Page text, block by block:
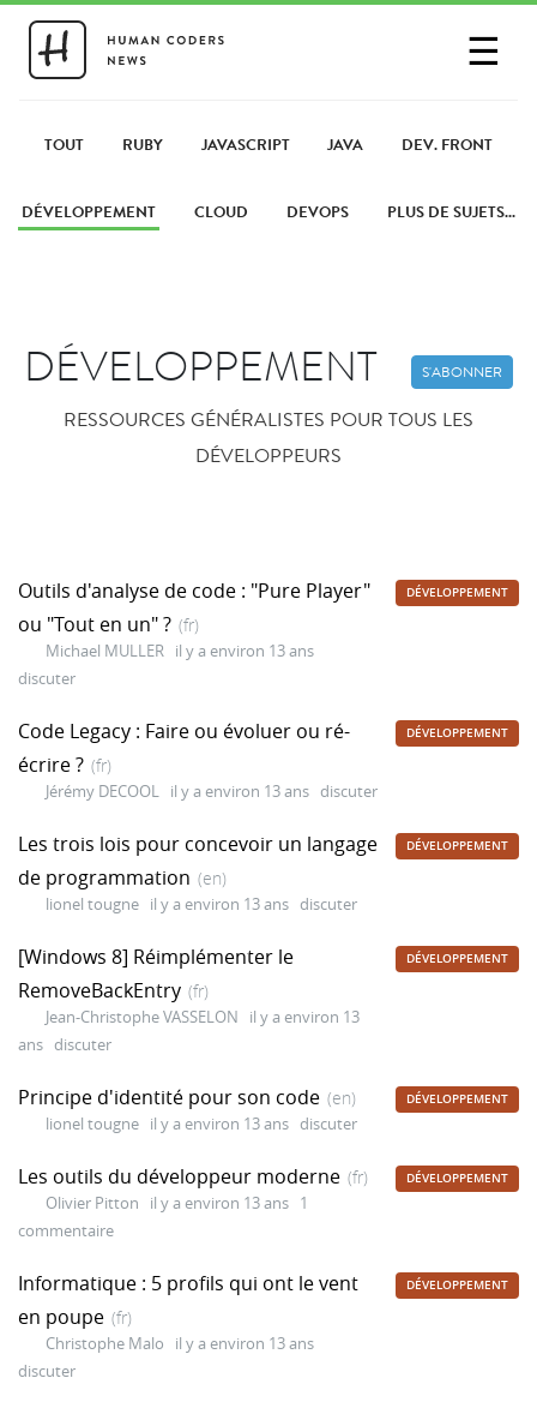
☰
PARTAGER UN LIEN
TOUT RUBY JAVASCRIPT JAVA DEV. FRONT
DÉVELOPPEMENT CLOUD DEVOPS PLUS DE SUJETS...
DÉVELOPPEMENT S'ABONNER
RESSOURCES GÉNÉRALISTES POUR TOUS LES
DÉVELOPPEURS
Outils d'analyse de code : "Pure Player"
ou "Tout en un" ? (fr)
Michael MULLER il y a environ 13 ans
discuter
DÉVELOPPEMENT
Code Legacy : Faire ou évoluer ou ré-
écrire ? (fr)
Jérémy DECOOL il y a environ 13 ans discuter
DÉVELOPPEMENT
Les trois lois pour concevoir un langage
de programmation (en)
lionel tougne il y a environ 13 ans discuter
DÉVELOPPEMENT
[Windows 8] Réimplémenter le
RemoveBackEntry (fr)
Jean-Christophe VASSELON
il y a environ 13
ans discuter
DÉVELOPPEMENT
Principe d'identité pour son code (en)
lionel tougne il y a environ 13 ans discuter
DÉVELOPPEMENT
Les outils du développeur moderne (fr)
Olivier Pitton il y a environ 13 ans 1
commentaire
DÉVELOPPEMENT
Informatique : 5 profils qui ont le vent
en poupe (fr)
Christophe Malo
il y a environ 13 ans
discuter
DÉVELOPPEMENT